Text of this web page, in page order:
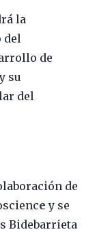
la
del
de
su
del
de
e y se
Bidebarrieta